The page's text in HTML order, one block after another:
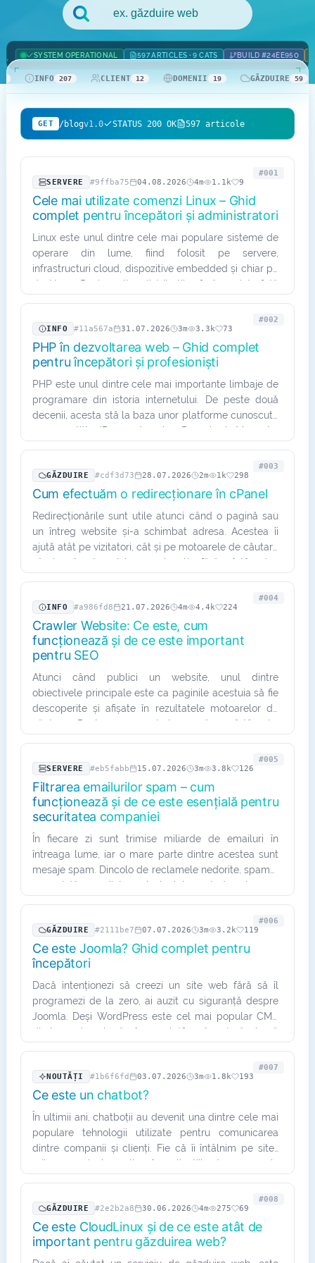
.com Domains
.net Domains
Payment Methods
Network Statistics
SYSTEM OPERATIONAL 597 ARTICLES · 9 CATS BUILD #24EE950
INFO 207 CLIENT 12 DOMENII 19 GĂZDUIRE 59
GET /blogv1.0 STATUS 200 OK 597 articole
#001
SERVERE
#9ffba75 04.08.2026 4m 1.1k 9
Cele mai utilizate comenzi Linux – Ghid
complet pentru începători și administratori
Linux este unul dintre cele mai populare sisteme de
operare din lume, fiind folosit pe servere,
infrastructuri cloud, dispozitive embedded și chiar pe
desktop. Deși multe distribuții oferă o interfață
#002
INFO
#11a567a 31.07.2026 3m 3.3k 73
PHP în dezvoltarea web – Ghid complet
pentru începători și profesioniști
PHP este unul dintre cele mai importante limbaje de
programare din istoria internetului. De peste două
decenii, acesta stă la baza unor platforme cunoscute
precum WordPress, Joomla, Drupal și Magento,
#003
GĂZDUIRE
#cdf3d73 28.07.2026 2m 1k 298
Cum efectuăm o redirecționare în cPanel
Redirecționările sunt utile atunci când o pagină sau
un întreg website și-a schimbat adresa. Acestea îi
ajută atât pe vizitatori, cât și pe motoarele de căutare
să ajungă automat la noua locație, fără a întâmpina
#004
INFO
#a986fd8 21.07.2026 4m 4.4k 224
Crawler Website: Ce este, cum
funcționează și de ce este important
pentru SEO
Atunci când publici un website, unul dintre
obiectivele principale este ca paginile acestuia să fie
descoperite și afișate în rezultatele motoarelor de
căutare. Pentru ca acest lucru să se întâmple,
#005
SERVERE
#eb5fabb 15.07.2026 3m 3.8k 126
Filtrarea emailurilor spam – cum
funcționează și de ce este esențială pentru
securitatea companiei
În fiecare zi sunt trimise miliarde de emailuri în
întreaga lume, iar o mare parte dintre acestea sunt
mesaje spam. Dincolo de reclamele nedorite, spamul
reprezintă una dintre principalele metode prin care
#006
GĂZDUIRE
#2111be7 07.07.2026 3m 3.2k 119
Ce este Joomla? Ghid complet pentru
începători
Dacă intenționezi să creezi un site web fără să îl
programezi de la zero, ai auzit cu siguranță despre
Joomla. Deși WordPress este cel mai popular CMS
din lume, Joomla rămâne o platformă matură, sigură
#007
NOUTĂȚI
#1b6f6fd 03.07.2026 3m 1.8k 193
Ce este un chatbot?
În ultimii ani, chatboții au devenit una dintre cele mai
populare tehnologii utilizate pentru comunicarea
dintre companii și clienți. Fie că îi întâlnim pe site-
urile magazinelor online, în aplicațiile de mesagerie
#008
GĂZDUIRE
#2e2b2a8 30.06.2026 4m 275 69
Ce este CloudLinux și de ce este atât de
important pentru găzduirea web?